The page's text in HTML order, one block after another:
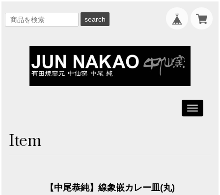
search
Toggle
Item
【中尾恭純】線象嵌カレー皿(丸)